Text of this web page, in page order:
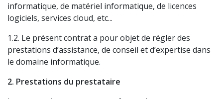
informatique, de matériel informatique, de licences
logiciels, services cloud, etc...
1.2. Le présent contrat a pour objet de régler des
prestations d’assistance, de conseil et d’expertise dans
le domaine informatique.
2. Prestations du prestataire